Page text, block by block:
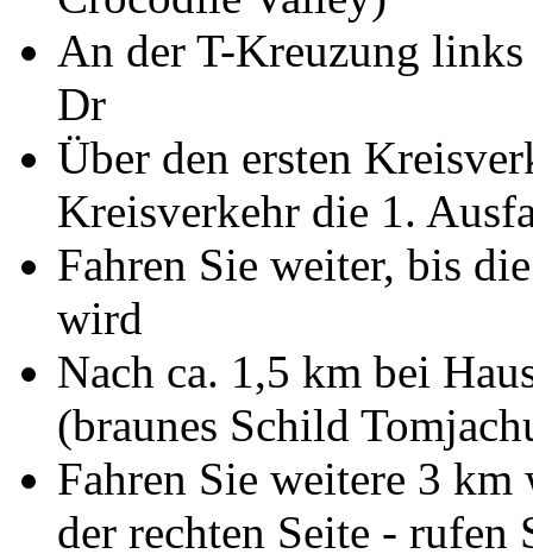
An der T-Kreuzung
Dr
Über den ersten
Kreisverkehr die 1.
Fahren Sie weiter, bis
wird
Nach ca. 1,5 km bei
(braunes Schild
Fahren Sie weitere 3
der rechten Seite - rufen